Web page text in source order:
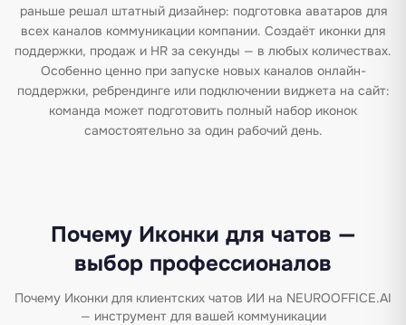
раньше решал штатный дизайнер: подготовка аватаров для
всех каналов коммуникации компании. Создаёт иконки для
поддержки, продаж и HR за секунды — в любых количествах.
Особенно ценно при запуске новых каналов онлайн-
поддержки, ребрендинге или подключении виджета на сайт:
команда может подготовить полный набор иконок
самостоятельно за один рабочий день.
Почему Иконки для чатов —
выбор профессионалов
Почему Иконки для клиентских чатов ИИ на NEUROOFFICE.AI
— инструмент для вашей коммуникации